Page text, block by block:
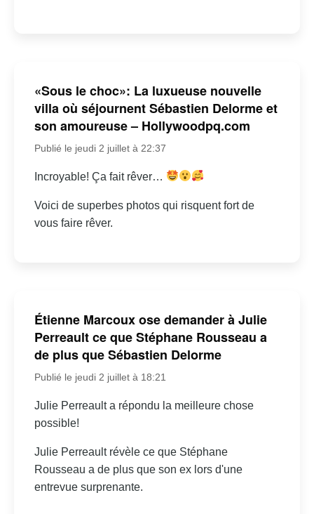
«Sous le choc»: La luxueuse nouvelle
villa où séjournent Sébastien Delorme et
son amoureuse – Hollywoodpq.com
Publié le jeudi 2 juillet à 22:37
Incroyable! Ça fait rêver…
Voici de superbes photos qui risquent fort de
vous faire rêver.
Étienne Marcoux ose demander à Julie
Perreault ce que Stéphane Rousseau a
de plus que Sébastien Delorme
Publié le jeudi 2 juillet à 18:21
Julie Perreault a répondu la meilleure chose
possible!
Julie Perreault révèle ce que Stéphane
Rousseau a de plus que son ex lors d'une
entrevue surprenante.